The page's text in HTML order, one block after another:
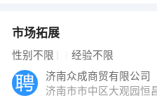
市场拓展
性别不限 经验不限
济南众成商贸有限公司
济南市市中区大观园恒